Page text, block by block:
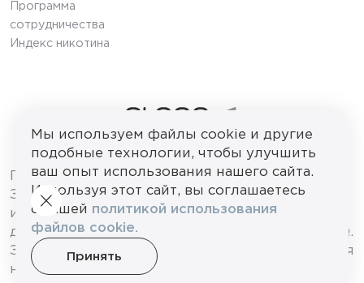
Мы используем файлы cookie и другие
подобные технологии, чтобы улучшить
ваш опыт использования нашего сайта.
Используя этот сайт, вы соглашаетесь
с нашей политикой использования
файлов cookie.
Принять
© 2026 ООО «ПЛОНК»
Программа
сотрудничества
Индекс никотина
ПРОДАЖА НЕСОВЕРШЕННОЛЕТНИМ
ЗАПРЕЩЕНА. Сайт используется
исключительно в целях информирования
действующих потребителей продукции PLONQ.
Защищено выпущенными
находящимися
на одобрении международными патентами.